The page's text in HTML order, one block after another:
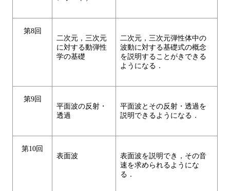
第8回
二次元，三次元
に対する動弾性
学の基礎
二次元，三次元弾性体中の
波動に対する基礎式の概念
を説明することがきできる
ようになる．
第9回
平面波の反射・
透過
平面波とその反射・透過を
説明できるようになる．
第10回
表面波
表面波を説明でき，その音
速を求められるようにな
る．